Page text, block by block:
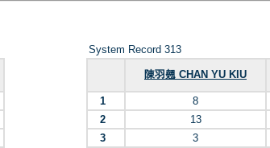
System Record 313
陳羽翹 CHAN YU KIU
1
8
2
13
3
3